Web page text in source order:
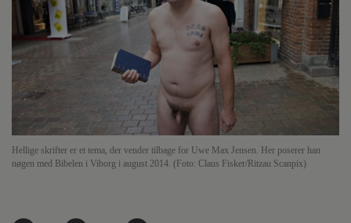
Hellige skrifter er et tema, der vender tilbage for Uwe Max Jensen. Her poserer han
nøgen med Bibelen i Viborg i august 2014. (Foto: Claus Fisker/Ritzau Scanpix)